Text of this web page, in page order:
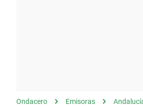
Ondacero Emisoras